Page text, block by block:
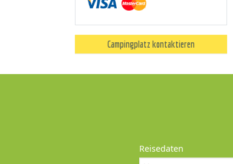
Campingplatz kontaktieren
Reisedaten